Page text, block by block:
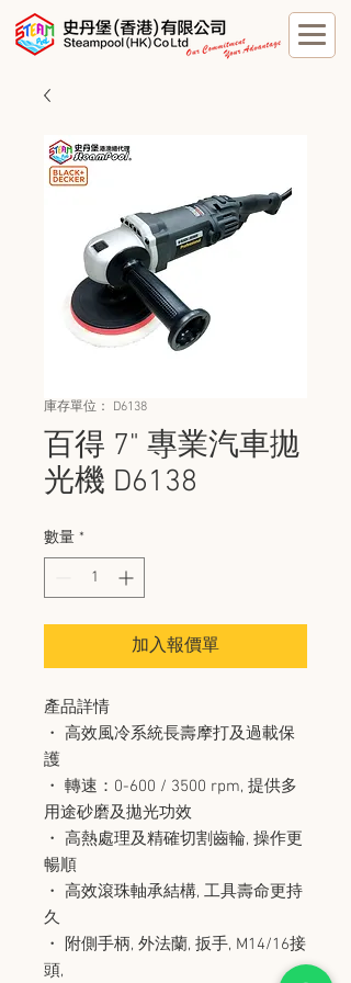
庫存單位： D6138
百得 7" 專業汽車拋
光機 D6138
數量 *
加入報價單
產品詳情
・ 高效風冷系統長壽摩打及過載保
護
・ 轉速：0-600 / 3500 rpm, 提供多
用途砂磨及拋光功效
・ 高熱處理及精確切割齒輪, 操作更
暢順
・ 高效滾珠軸承結構, 工具壽命更持
久
・ 附側手柄, 外法蘭, 扳手, M14/16接
頭,